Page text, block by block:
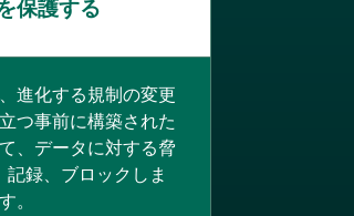
保護する
進化する規制の変更
つ事前に構築された
、データに対する脅
録、ブロックしま
す。